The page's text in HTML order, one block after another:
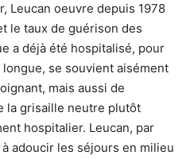
Leucan oeuvre depuis 1978
le taux de guérison des
a déjà été hospitalisé, pour
se souvient aisément
mais aussi de
la grisaille neutre plutôt
hospitalier. Leucan, par
adoucir les séjours en milieu